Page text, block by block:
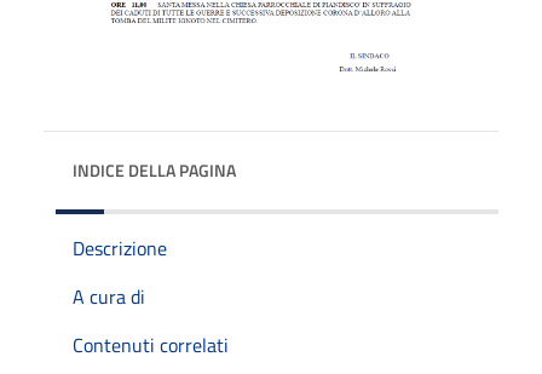
INDICE DELLA PAGINA
Descrizione
A cura di
Contenuti correlati